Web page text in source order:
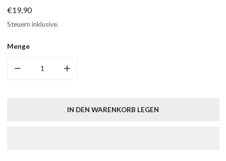
Regulärer
Preis
€19,90
Steuern inklusive.
Menge
IN DEN WARENKORB LEGEN